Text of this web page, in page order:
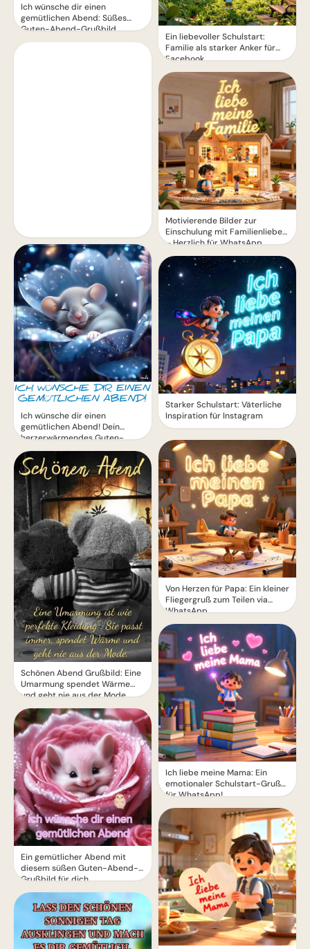
Ich wünsche dir einen
gemütlichen Abend: Süßes
Guten-Abend-Grußbild
Ich wünsche dir einen
gemütlichen Abend! Dein
herzerwärmendes Guten-
Abend-Grußbild
Schönen Abend Grußbild: Eine
Umarmung spendet Wärme
und geht nie aus der Mode.
Ein gemütlicher Abend mit
diesem süßen Guten-Abend-
Grußbild für dich
Ein liebevoller Schulstart:
Familie als starker Anker für
Facebook
Motivierende Bilder zur
Einschulung mit Familienliebe
– Herzlich für WhatsApp
Starker Schulstart: Väterliche
Inspiration für Instagram
Von Herzen für Papa: Ein kleiner
Fliegergruß zum Teilen via
WhatsApp
Ich liebe meine Mama: Ein
emotionaler Schulstart-Gruß
für WhatsApp!